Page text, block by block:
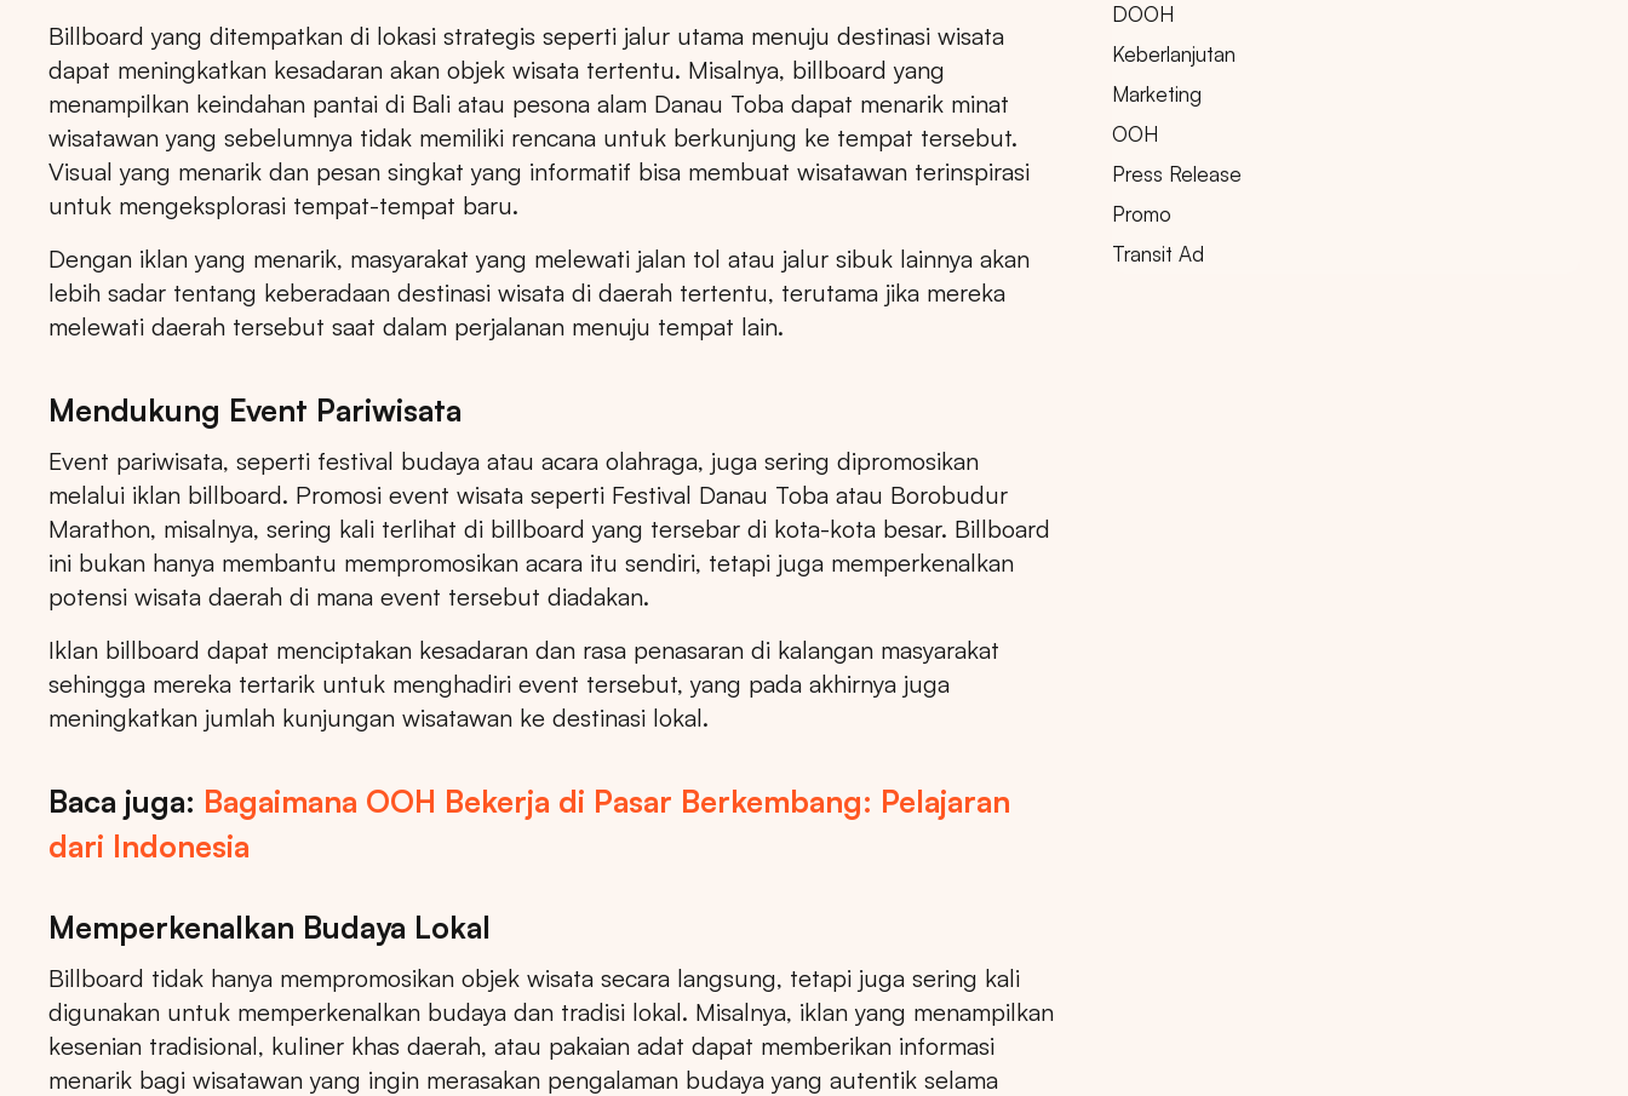
Billboard yang ditempatkan di lokasi strategis seperti jalur utama menuju destinasi wisata
dapat meningkatkan kesadaran akan objek wisata tertentu. Misalnya, billboard yang
menampilkan keindahan pantai di Bali atau pesona alam Danau Toba dapat menarik minat
wisatawan yang sebelumnya tidak memiliki rencana untuk berkunjung ke tempat tersebut.
Visual yang menarik dan pesan singkat yang informatif bisa membuat wisatawan terinspirasi
untuk mengeksplorasi tempat-tempat baru.
Dengan iklan yang menarik, masyarakat yang melewati jalan tol atau jalur sibuk lainnya akan
lebih sadar tentang keberadaan destinasi wisata di daerah tertentu, terutama jika mereka
melewati daerah tersebut saat dalam perjalanan menuju tempat lain.
Mendukung Event Pariwisata
Event pariwisata, seperti festival budaya atau acara olahraga, juga sering dipromosikan
melalui iklan billboard. Promosi event wisata seperti Festival Danau Toba atau Borobudur
Marathon, misalnya, sering kali terlihat di billboard yang tersebar di kota-kota besar. Billboard
ini bukan hanya membantu mempromosikan acara itu sendiri, tetapi juga memperkenalkan
potensi wisata daerah di mana event tersebut diadakan.
Iklan billboard dapat menciptakan kesadaran dan rasa penasaran di kalangan masyarakat
sehingga mereka tertarik untuk menghadiri event tersebut, yang pada akhirnya juga
meningkatkan jumlah kunjungan wisatawan ke destinasi lokal.
Baca juga: Bagaimana OOH Bekerja di Pasar Berkembang: Pelajaran
dari Indonesia
Memperkenalkan Budaya Lokal
Billboard tidak hanya mempromosikan objek wisata secara langsung, tetapi juga sering kali
digunakan untuk memperkenalkan budaya dan tradisi lokal. Misalnya, iklan yang menampilkan
kesenian tradisional, kuliner khas daerah, atau pakaian adat dapat memberikan informasi
menarik bagi wisatawan yang ingin merasakan pengalaman budaya yang autentik selama
DOOH
Keberlanjutan
Marketing
OOH
Press Release
Promo
Transit Ad